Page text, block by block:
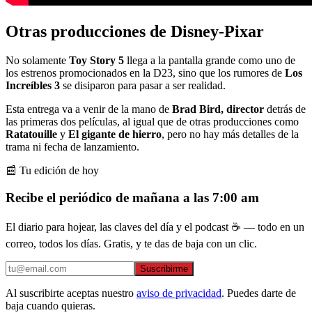
Otras producciones de Disney-Pixar
No solamente Toy Story 5 llega a la pantalla grande como uno de
los estrenos promocionados en la D23, sino que los rumores de Los
Increíbles 3 se disiparon para pasar a ser realidad.
Esta entrega va a venir de la mano de Brad Bird, director detrás de
las primeras dos películas, al igual que de otras producciones como
Ratatouille y El gigante de hierro, pero no hay más detalles de la
trama ni fecha de lanzamiento.
📰 Tu edición de hoy
Recibe el periódico de mañana a las 7:00 am
El diario para hojear, las claves del día y el podcast ☕ — todo en un
correo, todos los días. Gratis, y te das de baja con un clic.
Suscribirme
Al suscribirte aceptas nuestro aviso de privacidad. Puedes darte de
baja cuando quieras.